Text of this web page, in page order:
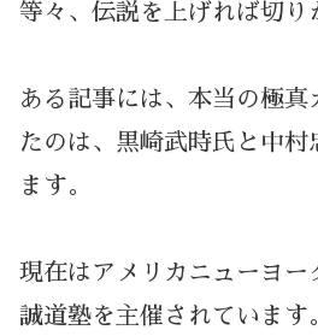
等々、伝説を上げれば切り
ある記事には、本当の極真
たのは、黒崎武時氏と中村
ます。
現在はアメリカニューヨー
誠道塾を主催されています